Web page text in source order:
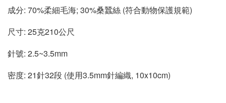
成分: 70%柔細毛海; 30%桑蠶絲 (符合動物保護規範)
尺寸: 25克210公尺
針號: 2.5~3.5mm
密度: 21針32段 (使用3.5mm針編織, 10x10cm)